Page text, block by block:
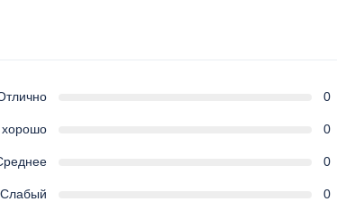
0
0
0
Слабый 0